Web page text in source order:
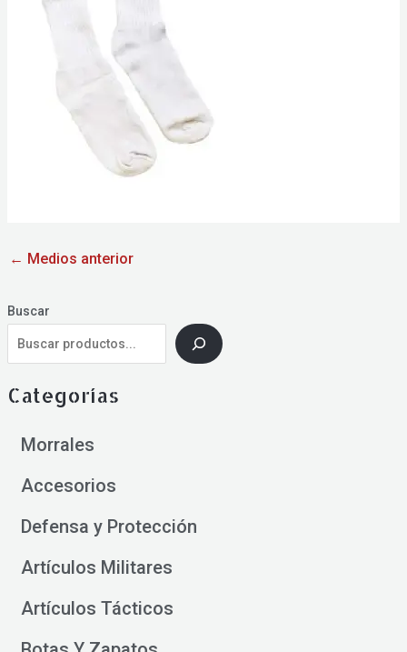
Buscar
Categorías
Morrales
Accesorios
Defensa y Protección
Artículos Militares
Artículos Tácticos
← Medios anterior